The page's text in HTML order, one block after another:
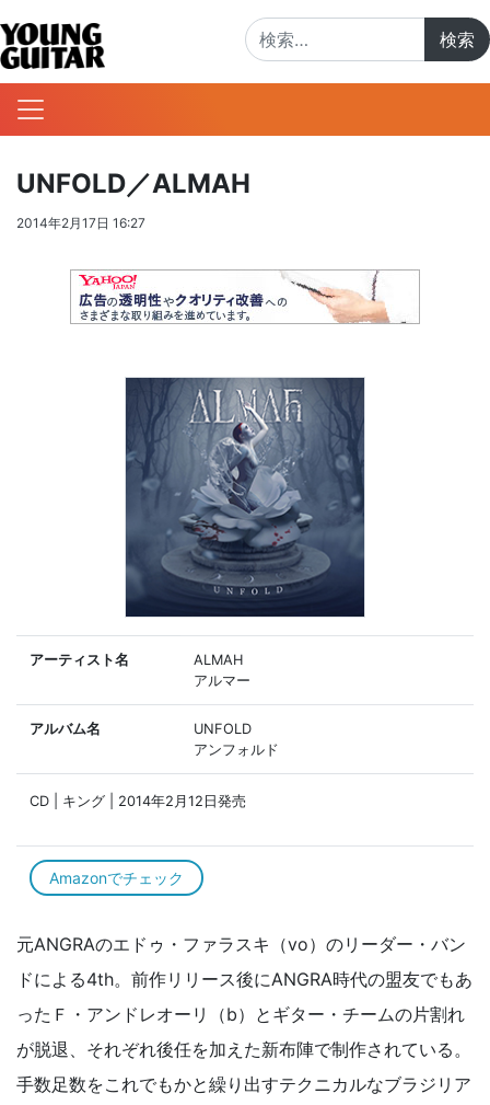
UNFOLD／ALMAH
2014年2月17日 16:27
アーティスト名
ALMAH
アルマー
アルバム名
UNFOLD
アンフォルド
CD | キング | 2014年2月12日発売
Amazonでチェック
元ANGRAのエドゥ・ファラスキ（vo）のリーダー・バン
ドによる4th。前作リリース後にANGRA時代の盟友でもあ
ったＦ・アンドレオーリ（b）とギター・チームの片割れ
が脱退、それぞれ後任を加えた新布陣で制作されている。
手数足数をこれでもかと繰り出すテクニカルなブラジリア